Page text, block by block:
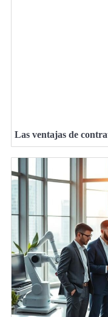
Las ventajas de